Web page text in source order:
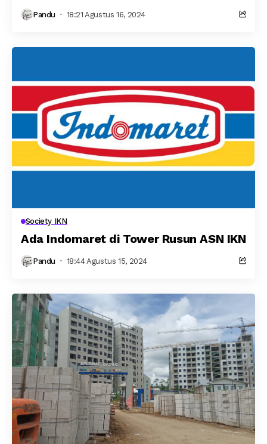
Pandu 18:21 Agustus 16, 2024
Society IKN
Ada Indomaret di Tower Rusun ASN IKN
Pandu 18:44 Agustus 15, 2024